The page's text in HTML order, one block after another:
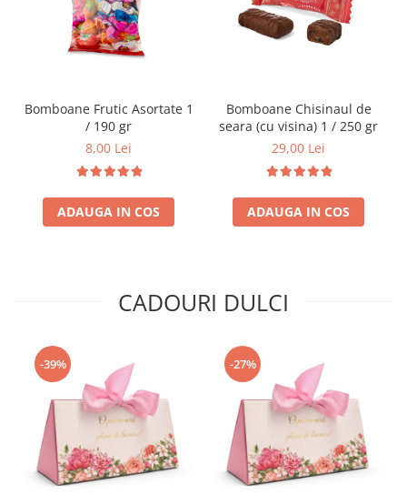
Bomboane Frutic Asortate 1
/ 190 gr
8,00 Lei
ADAUGA IN COS
Bomboane Chisinaul de
seara (cu visina) 1 / 250 gr
29,00 Lei
ADAUGA IN COS
CADOURI DULCI
-39% -27%